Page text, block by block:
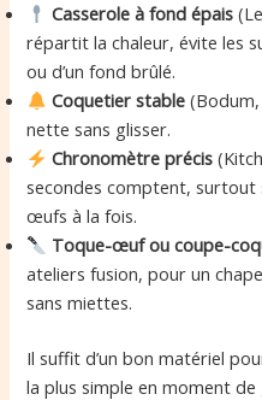
Casserole à fond épais
répartit la chaleur, évite les
ou d’un fond brûlé.
Coquetier stable (Bodum,
nette sans glisser.
Chronomètre précis
secondes comptent, surtout
œufs à la fois.
Toque-œuf ou coupe-
ateliers fusion, pour un
sans miettes.
Il suffit d’un bon matériel
la plus simple en moment